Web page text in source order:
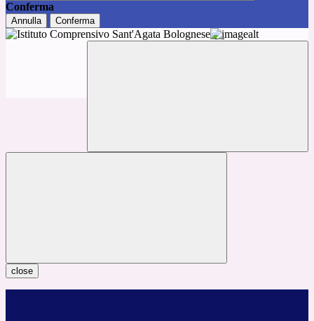
Conferma
Annulla Conferma
close